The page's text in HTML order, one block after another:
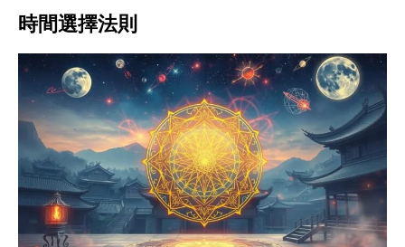
時間選擇法則